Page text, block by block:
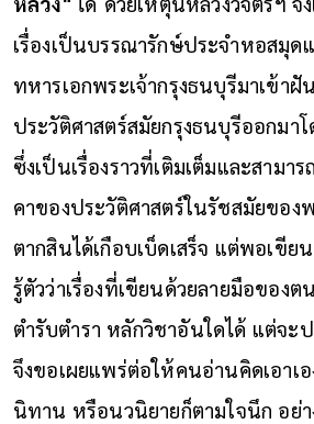
เรื่องเป็นบรรณารักษ์ประจำหอสมุด
ทหารเอกพระเจ้ากรุงธนบุรีมาเข้าฝั
ประวัติศาสตร์สมัยกรุงธนบุรีออกมาโ
ซึ่งเป็นเรื่องราวที่เติมเต็มและสามา
คาของประวัติศาสตร์ในรัชสมัยของ
ตากสินได้เกือบเบ็ดเสร็จ แต่พอเขีย
รู้ตัวว่าเรื่องที่เขียนด้วยลายมือของ
ตำรับตำรา หลักวิชาอันใดได้ แต่จะ
จึงขอเผยแพร่ต่อให้คนอ่านคิดเอาเ
นิทาน หรือนวนิยายก็ตามใจนึก อย่